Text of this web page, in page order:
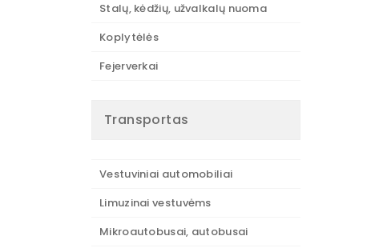
Stalų, kėdžių, užvalkalų nuoma
Koplytėlės
Fejerverkai
Transportas
Vestuviniai automobiliai
Limuzinai vestuvėms
Mikroautobusai, autobusai